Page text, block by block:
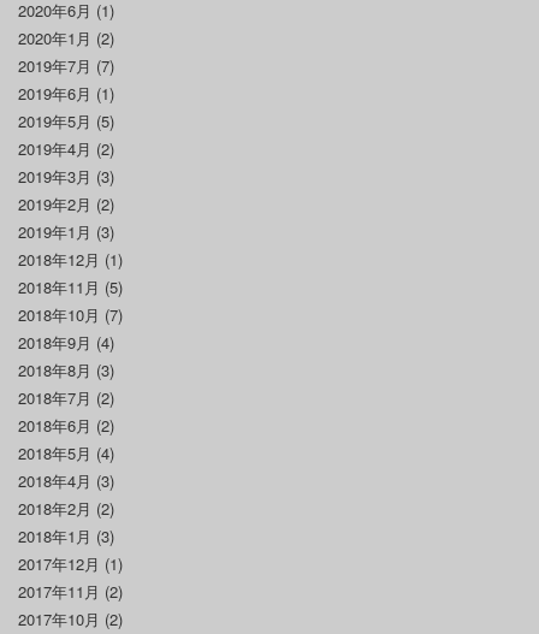
2020年6月 (1)
2020年1月 (2)
2019年7月 (7)
2019年6月 (1)
2019年5月 (5)
2019年4月 (2)
2019年3月 (3)
2019年2月 (2)
2019年1月 (3)
2018年12月 (1)
2018年11月 (5)
2018年10月 (7)
2018年9月 (4)
2018年8月 (3)
2018年7月 (2)
2018年6月 (2)
2018年5月 (4)
2018年4月 (3)
2018年2月 (2)
2018年1月 (3)
2017年12月 (1)
2017年11月 (2)
2017年10月 (2)